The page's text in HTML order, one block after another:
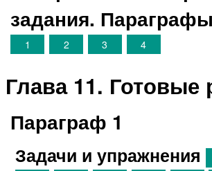
задания. Параграфы
1 2 3 4
Глава 11. Готовые
Параграф 1
Задачи и упражнения